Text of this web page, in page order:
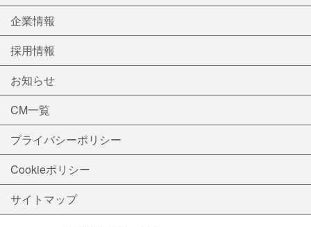
企業情報
採用情報
お知らせ
CM一覧
プライバシーポリシー
Cookieポリシー
サイトマップ